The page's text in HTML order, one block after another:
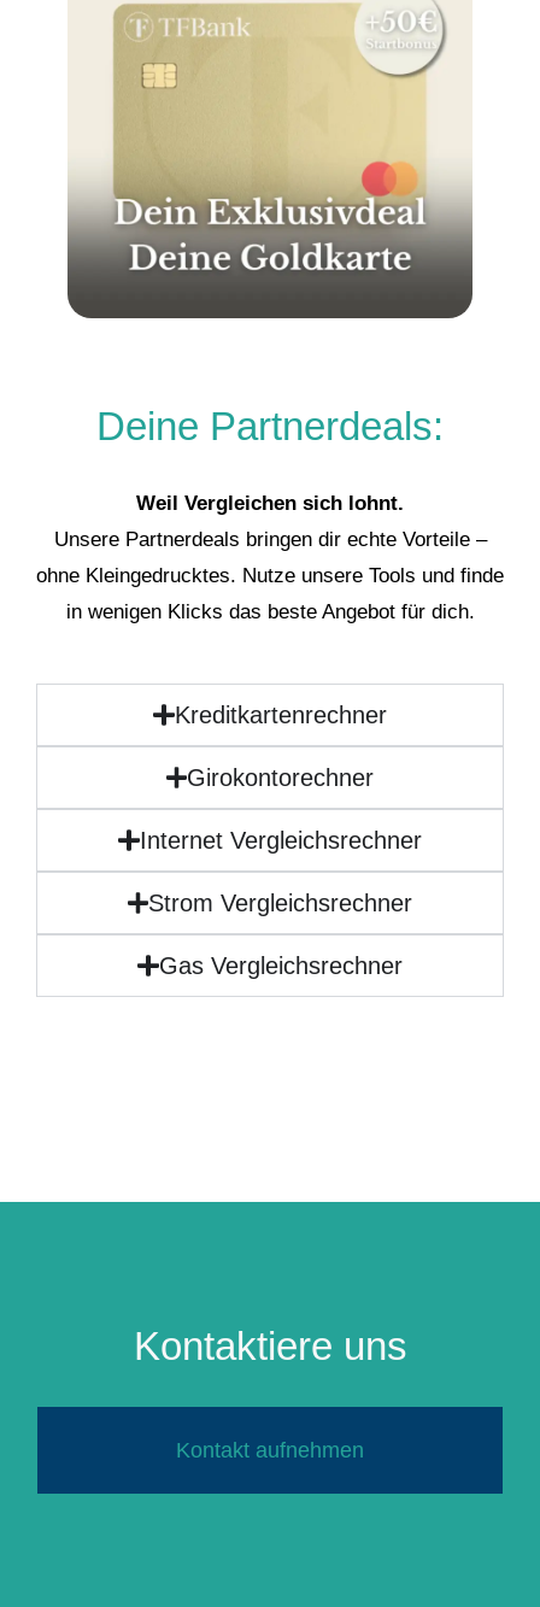
Deine Partnerdeals:
Weil Vergleichen sich lohnt.
Unsere Partnerdeals bringen dir echte Vorteile –
ohne Kleingedrucktes. Nutze unsere Tools und finde
in wenigen Klicks das beste Angebot für dich.
Kreditkartenrechner
Girokontorechner
Internet Vergleichsrechner
Strom Vergleichsrechner
Gas Vergleichsrechner
Kontaktiere uns
Kontakt aufnehmen